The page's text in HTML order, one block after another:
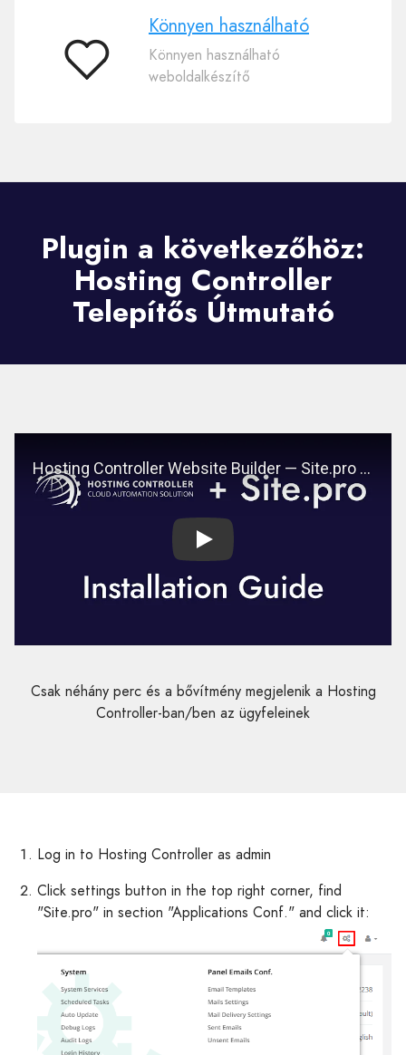
Könnyen
Könnyen használható
Könnyen használható
weboldalkészítő
Plugin a következőhöz:
Hosting Controller
Telepítős Útmutató
Play
Csak néhány perc és a bővítmény megjelenik a Hosting
Controller-ban/ben az ügyfeleinek
Log in to Hosting Controller as admin
Click settings button in the top right corner, find
"Site.pro" in section "Applications Conf." and click it: